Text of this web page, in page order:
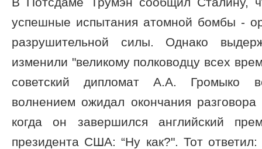
успешные испытания атомной бомбы -
разрушительной силы. Однако
изменили "великому полководцу всех
советский дипломат А.А. Громыко
волнением ожидал окончания
когда он завершился английский
президента США: “Ну как?". Тот